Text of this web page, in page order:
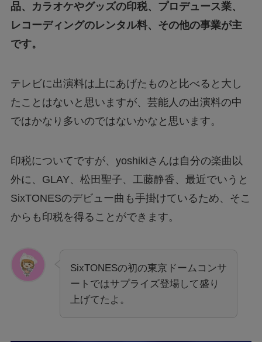
品、カラオケやグッズの印税、プロデュース業、
レコーディングのレンタル料、その他の事業が主
です。
テレビに出演料は上にあげたものと比べると大し
たことはないと思いますが、芸能人の出演料の中
ではかなり多いのではないかなと思います。
印税についてですが、yoshikiさんは自分の楽曲以
外に、GLAY、松田聖子、工藤静香、最近でいうと
SixTONESのデビュー曲も手掛けているため、そこ
からも印税を得ることができます。
SixTONESの初の東京ドームコンサ
ートではサプライズ登場して盛り
上げてたよ。